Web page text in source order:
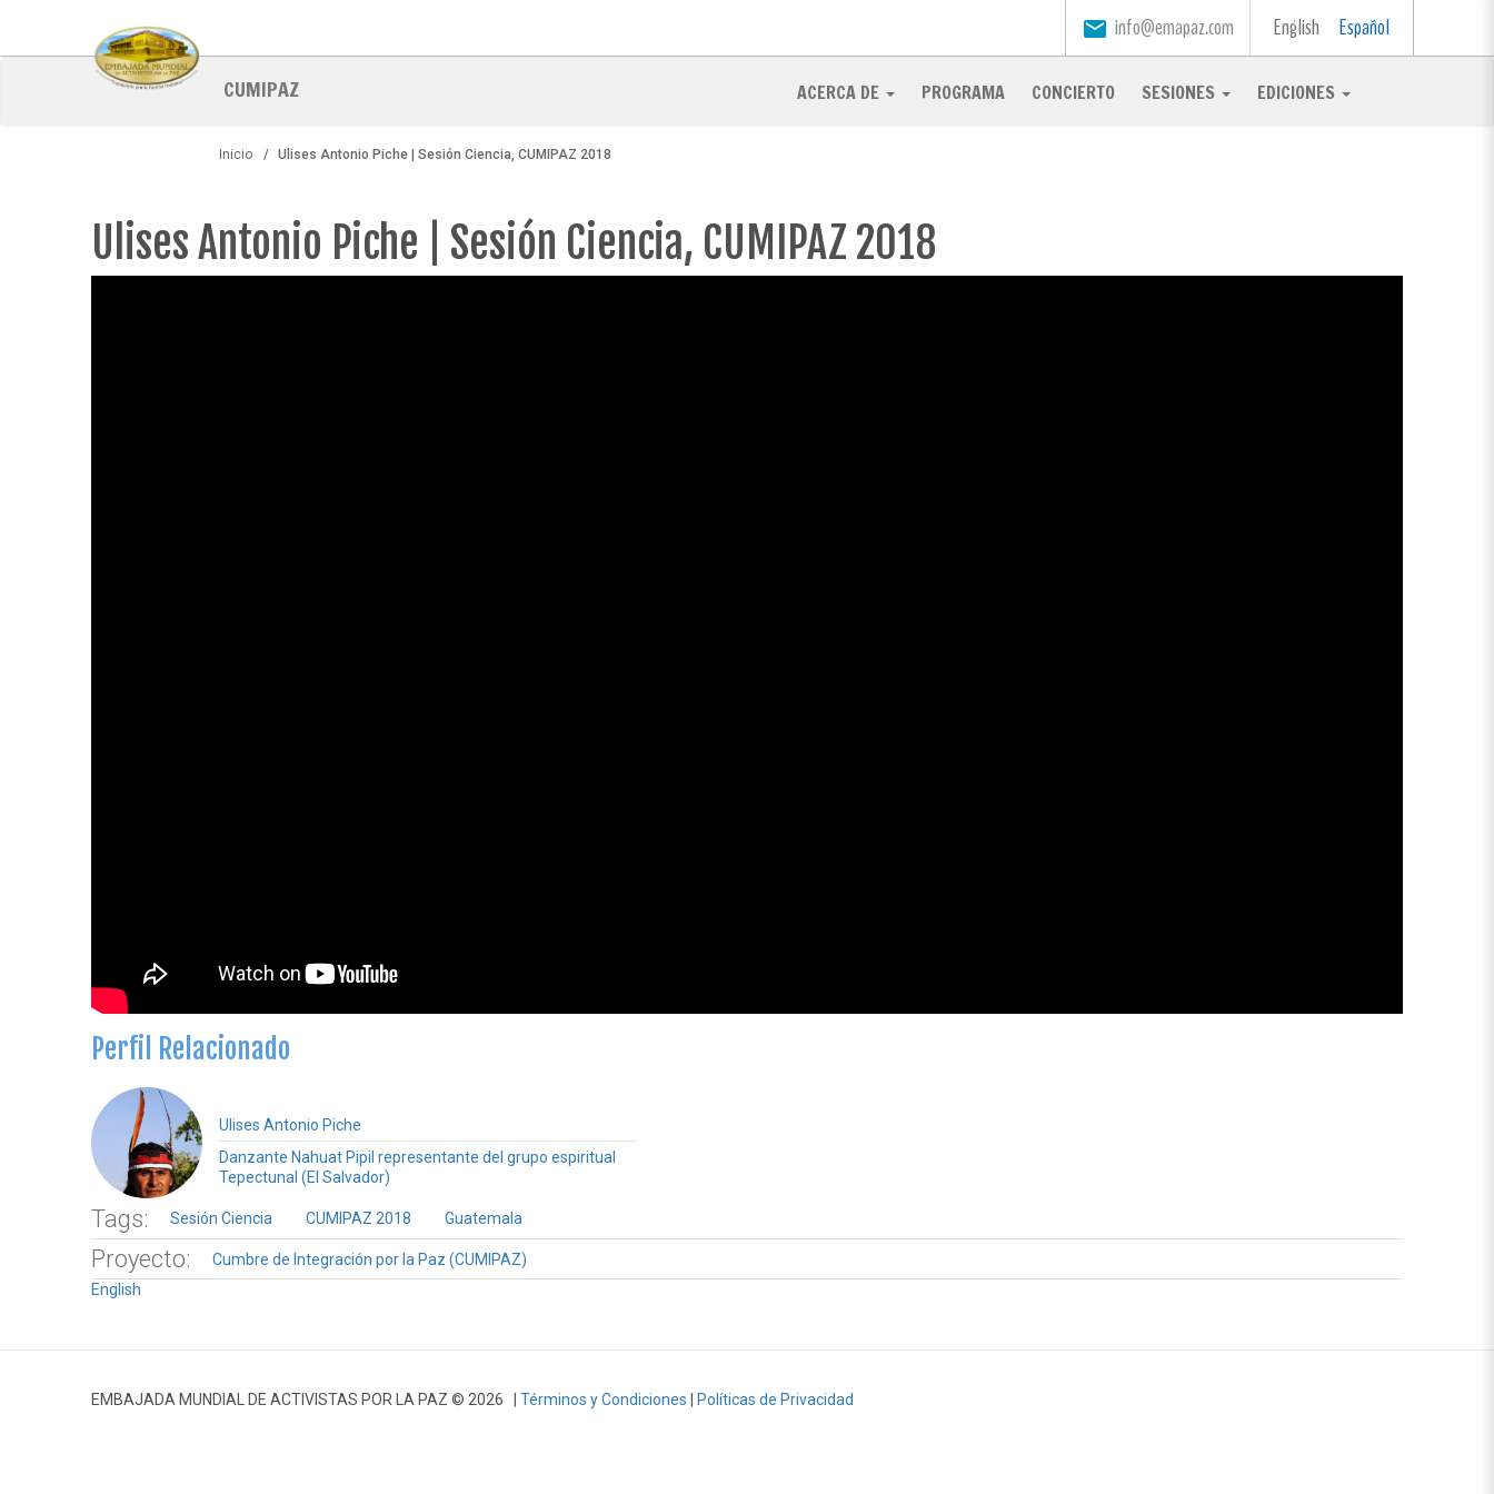
English Español
email info@emapaz.com
CUMIPAZ ACERCA DE PROGRAMA CONCIERTO SESIONES EDICIONES
Inicio Ulises Antonio Piche | Sesión Ciencia, CUMIPAZ 2018
Ulises Antonio Piche | Sesión Ciencia, CUMIPAZ 2018
Perfil Relacionado
Ulises Antonio Piche
Danzante Nahuat Pipil representante del grupo espiritual
Tepectunal (El Salvador)
Tags: Sesión Ciencia CUMIPAZ 2018 Guatemala
Proyecto:
Cumbre de Integración por la Paz (CUMIPAZ)
English
EMBAJADA MUNDIAL DE ACTIVISTAS POR LA PAZ © 2026 | Términos y Condiciones Políticas de Privacidad